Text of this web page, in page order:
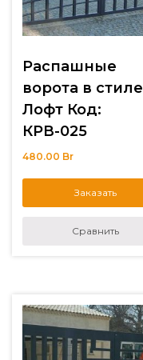
Распашные
ворота в стиле
Лофт Код:
КРВ-025
480.00 Br
Заказать
Сравнить